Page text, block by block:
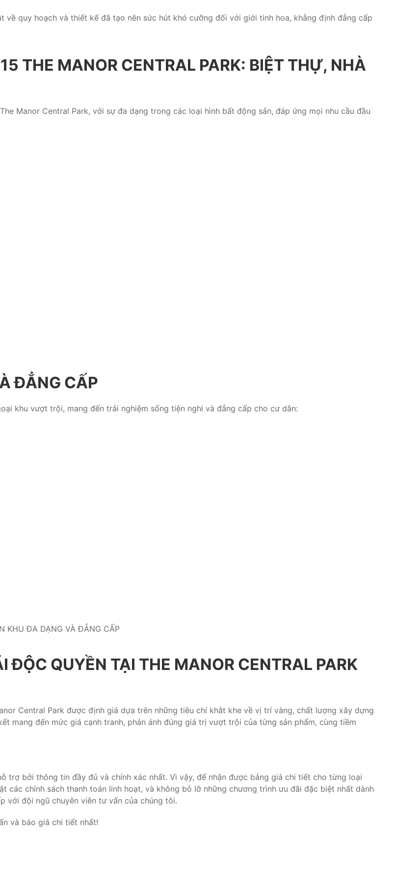
quy hoạch và thiết kế đã tạo nên sức hút khó cưỡng đối với giới tinh hoa, khẳng định đẳng cấp
THE MANOR CENTRAL PARK: BIỆT THỰ, NHÀ
Manor Central Park, với sự đa dạng trong các loại hình bất động sản, đáp ứng mọi nhu cầu đầu
ĐẲNG CẤP
khu vượt trội, mang đến trải nghiệm sống tiện nghi và đẳng cấp cho cư dân:
QUYỀN TẠI THE MANOR CENTRAL PARK
Central Park được định giá dựa trên những tiêu chí khắt khe về vị trí vàng, chất lượng xây dựng
mang đến mức giá cạnh tranh, phản ánh đúng giá trị vượt trội của từng sản phẩm, cùng tiềm
trợ bởi thông tin đầy đủ và chính xác nhất. Vì vậy, để nhận được bảng giá chi tiết cho từng loại
các chính sách thanh toán linh hoạt, và không bỏ lỡ những chương trình ưu đãi đặc biệt nhất dành
với đội ngũ chuyên viên tư vấn của chúng tôi.
và báo giá chi tiết nhất!